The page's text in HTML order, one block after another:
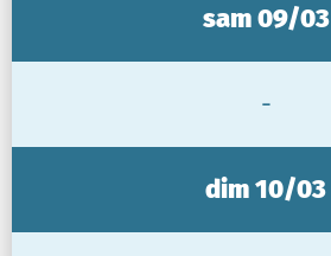
sam 09/03
-
dim 10/03